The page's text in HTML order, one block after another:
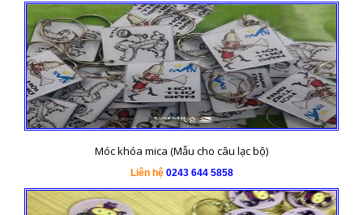
Móc khóa mica (Mẫu cho câu lạc bộ)
Liên hệ 0243 644 5858